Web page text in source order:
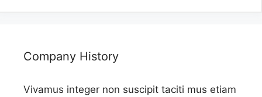
Company History
Vivamus integer non suscipit taciti mus etiam